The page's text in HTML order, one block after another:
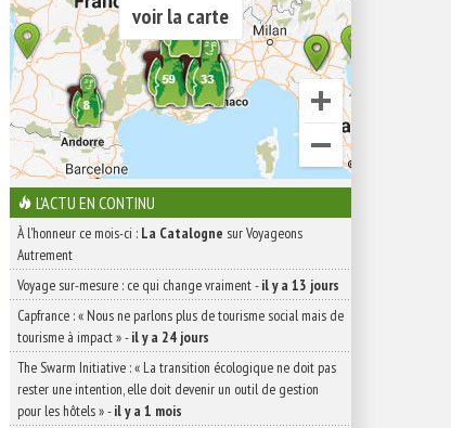
voir la carte
L'ACTU EN CONTINU
À l'honneur ce mois-ci : La Catalogne sur Voyageons
Autrement
Voyage sur-mesure : ce qui change vraiment-il y a 13 jours
Capfrance : « Nous ne parlons plus de tourisme social mais de
tourisme à impact »-il y a 24 jours
The Swarm Initiative : « La transition écologique ne doit pas
rester une intention, elle doit devenir un outil de gestion
pour les hôtels »-il y a 1 mois